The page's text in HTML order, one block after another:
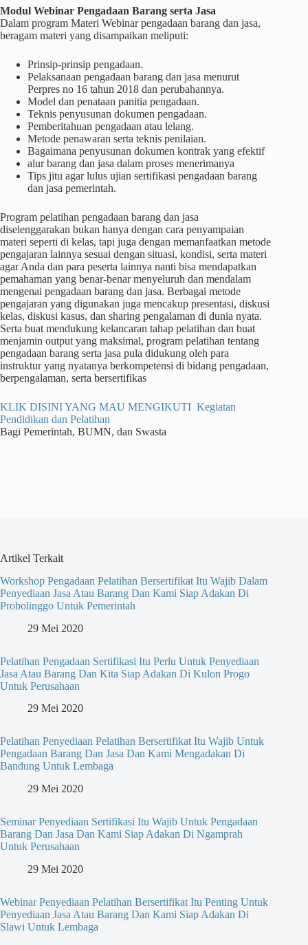
Modul Webinar Pengadaan Barang serta Jasa
Dalam program Materi Webinar pengadaan barang dan jasa,
beragam materi yang disampaikan meliputi:
Prinsip-prinsip pengadaan.
Pelaksanaan pengadaan barang dan jasa menurut
Perpres no 16 tahun 2018 dan perubahannya.
Model dan penataan panitia pengadaan.
Teknis penyusunan dokumen pengadaan.
Pemberitahuan pengadaan atau lelang.
Metode penawaran serta teknis penilaian.
Bagaimana penyusunan dokumen kontrak yang efektif
alur barang dan jasa dalam proses menerimanya
Tips jitu agar lulus ujian sertifikasi pengadaan barang
dan jasa pemerintah.
Program pelatihan pengadaan barang dan jasa
diselenggarakan bukan hanya dengan cara penyampaian
materi seperti di kelas, tapi juga dengan memanfaatkan metode
pengajaran lainnya sesuai dengan situasi, kondisi, serta materi
agar Anda dan para peserta lainnya nanti bisa mendapatkan
pemahaman yang benar-benar menyeluruh dan mendalam
mengenai pengadaan barang dan jasa. Berbagai metode
pengajaran yang digunakan juga mencakup presentasi, diskusi
kelas, diskusi kasus, dan sharing pengalaman di dunia nyata.
Serta buat mendukung kelancaran tahap pelatihan dan buat
menjamin output yang maksimal, program pelatihan tentang
pengadaan barang serta jasa pula didukung oleh para
instruktur yang nyatanya berkompetensi di bidang pengadaan,
berpengalaman, serta bersertifikas
KLIK DISINI YANG MAU MENGIKUTI Kegiatan
Pendidikan dan Pelatihan
Bagi Pemerintah, BUMN, dan Swasta
Artikel Terkait
Workshop Pengadaan Pelatihan Bersertifikat Itu Wajib Dalam
Penyediaan Jasa Atau Barang Dan Kami Siap Adakan Di
Probolinggo Untuk Pemerintah
29 Mei 2020
Pelatihan Pengadaan Sertifikasi Itu Perlu Untuk Penyediaan
Jasa Atau Barang Dan Kita Siap Adakan Di Kulon Progo
Untuk Perusahaan
29 Mei 2020
Pelatihan Penyediaan Pelatihan Bersertifikat Itu Wajib Untuk
Pengadaan Barang Dan Jasa Dan Kami Mengadakan Di
Bandung Untuk Lembaga
29 Mei 2020
Seminar Penyediaan Sertifikasi Itu Wajib Untuk Pengadaan
Barang Dan Jasa Dan Kami Siap Adakan Di Ngamprah
Untuk Perusahaan
29 Mei 2020
Webinar Penyediaan Pelatihan Bersertifikat Itu Penting Untuk
Penyediaan Jasa Atau Barang Dan Kami Siap Adakan Di
Slawi Untuk Lembaga